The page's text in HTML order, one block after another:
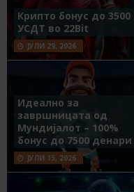
Крипто бонус до 3500
УСДТ во 22Bit
ЈУЛИ 29, 2026
Идеално за
завршницата од
Мундијалот – 100%
бонус до 7500 денари
ЈУЛИ 15, 2026